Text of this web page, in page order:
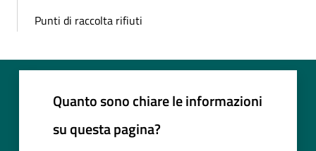
Punti di raccolta rifiuti
Quanto sono chiare le informazioni
su questa pagina?